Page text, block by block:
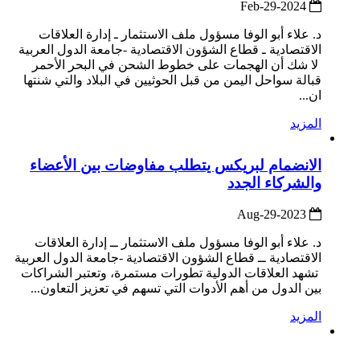
د. علاء أبو الوفا مسؤول ملف الاستثمار ـ إدارة العلاقات
الاقتصادية ـ قطاع الشؤون الاقتصادية -جامعة الدول العربية
لا شك أن الهجمات على خطوط الشحن في البحر الأحمر
قبالة سواحل اليمن من قبل الحوثيين في البلاد والتي شنتها
ان...
المزيد
الانضمام لبريكس يتطلب مفاوضات بين الأعضاء
والشركاء الجدد
د. علاء أبو الوفا مسؤول ملف الاستثمار ــ إدارة العلاقات
الاقتصادية ــ قطاع الشؤون الاقتصادية -جامعة الدول العربية
تشهد العلاقات الدولية تطورات مستمرة، وتعتبر الشراكات
بين الدول من أهم الأدوات التي تسهم في تعزيز التعاون...
المزيد